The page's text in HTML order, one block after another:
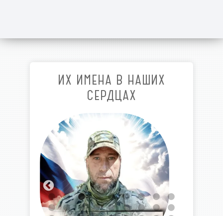
ИХ ИМЕНА В НАШИХ
СЕРДЦАХ